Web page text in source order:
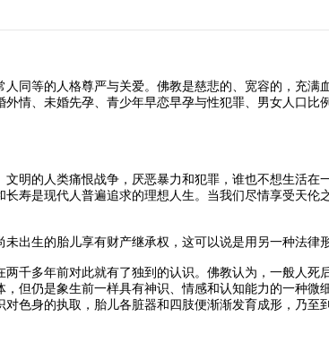
等的人格尊严与关爱。佛教是慈悲的、宽容的，充满
情、未婚先孕、青少年早恋早孕与性犯罪、男女人口比
的人类痛恨战争，厌恶暴力和犯罪，谁也不想生活在
寿是现代人普遍追求的理想人生。当我们尽情享受天伦
生的胎儿享有财产继承权，这可以说是用另一种法律
多年前对此就有了独到的认识。佛教认为，一般人死
但仍是象生前一样具有神识、情感和认知能力的一种微
色身的执取，胎儿各脏器和四肢便渐渐发育成形，乃至